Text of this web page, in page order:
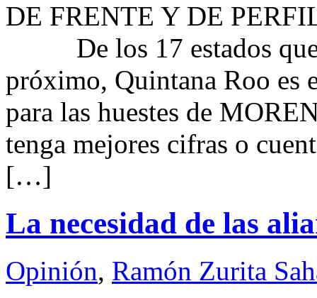
DE FRENTE Y DE
De los 17 estados que
próximo, Quintana Roo es
para las huestes de
tenga mejores cifras o
[…]
La necesidad de las
Opinión, Ramón Zurita